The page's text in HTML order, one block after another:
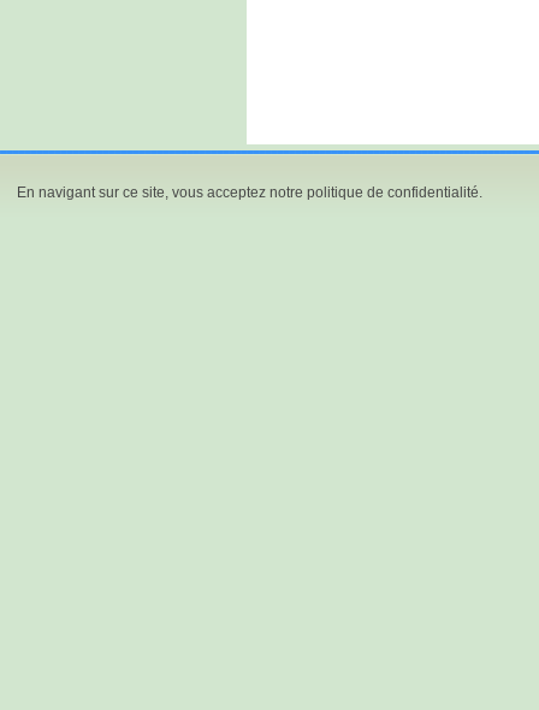
En navigant sur ce site, vous acceptez notre politique de confidentialité.